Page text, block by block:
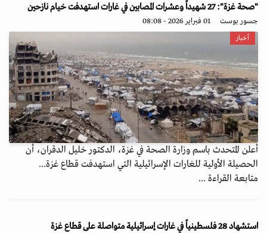
"صحة غزة": 27 شهيداً وعشرات المصابين في غارات استهدفت خيام نازحين
جسور بوست 01 فبراير 2026 - 08:08
أخبار
أعلن المتحدث باسم وزارة الصحة في غزة، الدكتور خليل الدقران، أن
الحصيلة الأولية للغارات الإسرائيلية التي استهدفت قطاع غزة...
متابعة القراءة ...
استشهاد 28 فلسطينياً في غارات إسرائيلية متواصلة على قطاع غزة